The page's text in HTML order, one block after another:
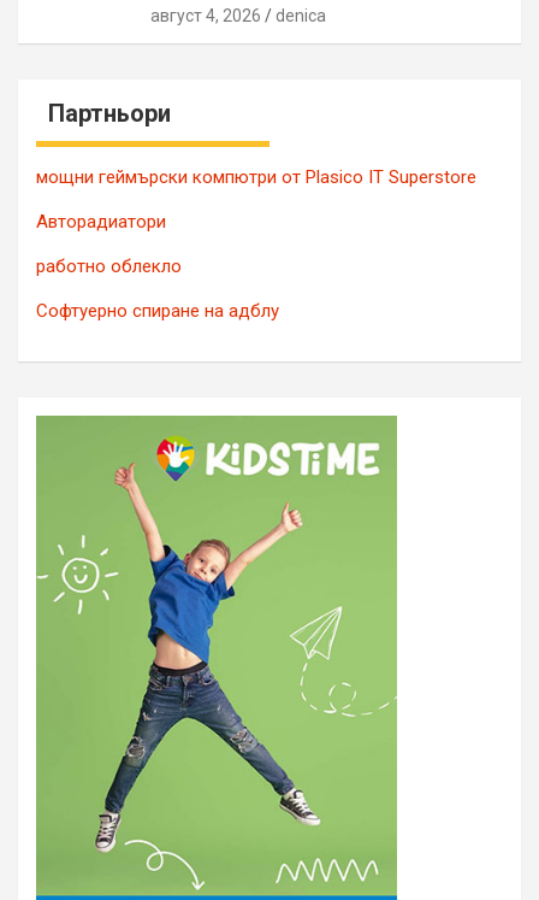
август 4, 2026 denica
Партньори
мощни геймърски компютри от Plasico IT Superstore
Авторадиатори
работно облекло
Софтуерно спиране на адблу